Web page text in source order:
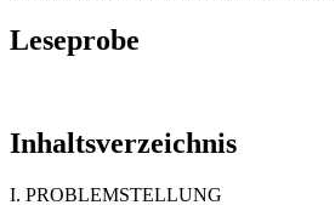
Leseprobe
Inhaltsverzeichnis
I. PROBLEMSTELLUNG